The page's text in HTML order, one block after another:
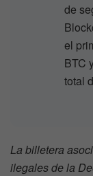
de
el
BTC
total
La billetera
ilegales de la